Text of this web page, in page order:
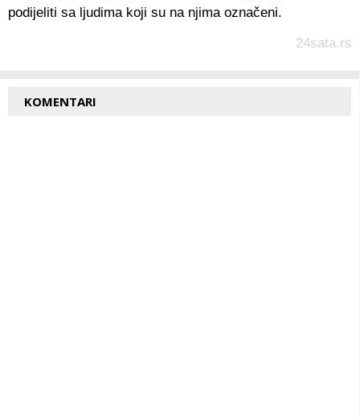
podijeliti sa ljudima koji su na njima označeni.
24sata.rs
KOMENTARI